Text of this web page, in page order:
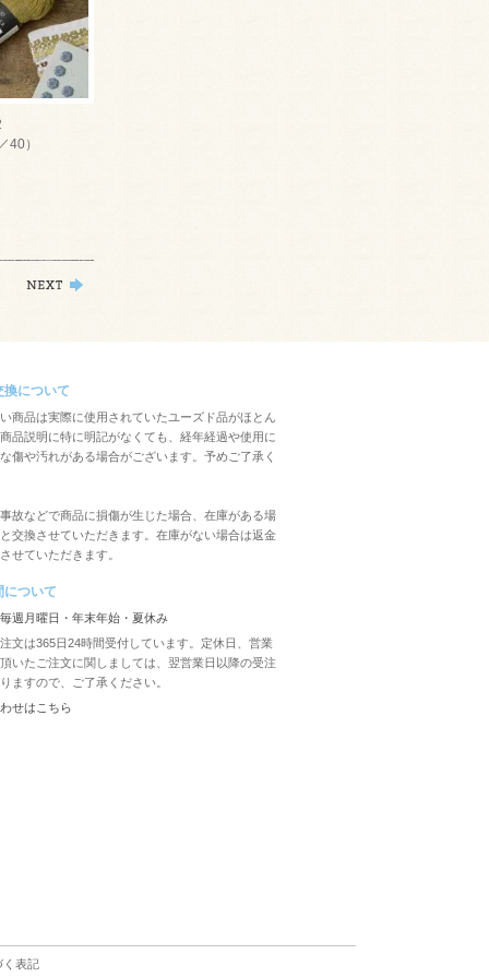
40）
換について
商品は実際に使用されていたユーズド品がほとん
品説明に特に明記がなくても、経年経過や使用に
傷や汚れがある場合がございます。予めご了承く
故などで商品に損傷が生じた場合、在庫がある場
交換させていただきます。在庫がない場合は返金
せていただきます。
について
週月曜日・年末年始・夏休み
文は365日24時間受付しています。定休日、営業
いたご注文に関しましては、翌営業日以降の受注
ますので、ご了承ください。
せは こちら
く表記